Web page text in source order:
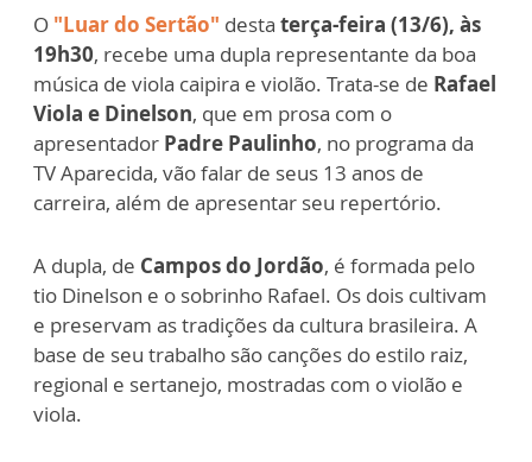
O "Luar do Sertão" desta terça-feira (13/6), às
19h30, recebe uma dupla representante da boa
música de viola caipira e violão. Trata-se de Rafael
Viola e Dinelson, que em prosa com o
apresentador Padre Paulinho, no programa da
TV Aparecida, vão falar de seus 13 anos de
carreira, além de apresentar seu repertório.
A dupla, de Campos do Jordão, é formada pelo
tio Dinelson e o sobrinho Rafael. Os dois cultivam
e preservam as tradições da cultura brasileira. A
base de seu trabalho são canções do estilo raiz,
regional e sertanejo, mostradas com o violão e
viola.